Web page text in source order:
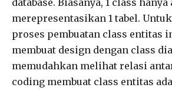
merepresentasikan 1 tabel.
proses pembuatan class entitas
membuat design dengan class
memudahkan melihat relasi
coding membuat class entitas